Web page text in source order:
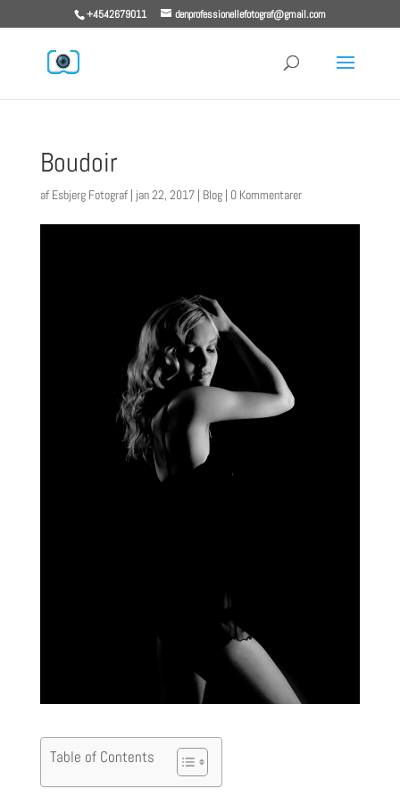
+4542679011 denprofessionellefotograf@gmail.com
Boudoir
af Esbjerg Fotograf| jan 22, 2017| Blog| 0 Kommentarer
Table of Contents